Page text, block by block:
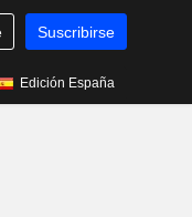
Suscribirse
Edición España